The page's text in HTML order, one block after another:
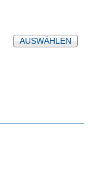
AUSWÄHLEN